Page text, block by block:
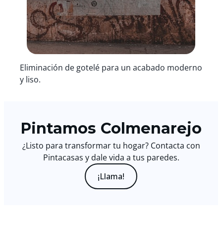
Eliminación de gotelé para un acabado moderno
y liso.
Pintamos Colmenarejo
¿Listo para transformar tu hogar? Contacta con
Pintacasas y dale vida a tus paredes.
¡Llama!